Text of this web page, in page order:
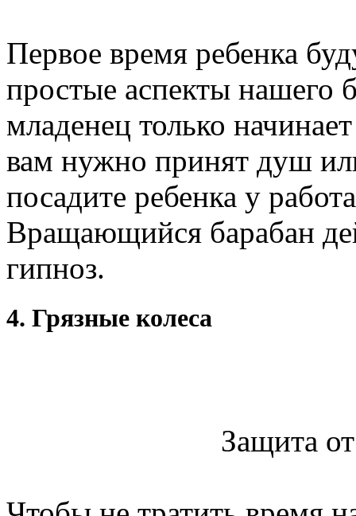
Первое время ребенка
простые аспекты нашего
младенец только
вам нужно принят душ
посадите ребенка у
Вращающийся барабан
гипноз.
4. Грязные колеса
Защита